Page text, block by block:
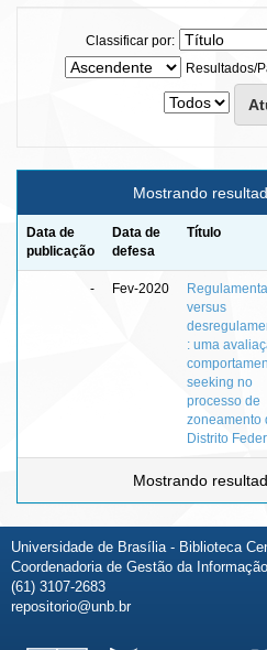
Classificar por:
Resultados/
Mostrando
Data de
publicação
Data de
defesa
Título
- Fev-2020
versus
: uma
seeking no
processo de
zoneamento
Distrito
Mostrando
Universidade de Brasília - Biblioteca
Coordenadoria de Gestão da
(61) 3107-2683
repositorio@unb.br